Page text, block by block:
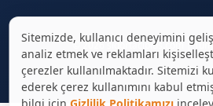
© 2026 sigortaciplus.com | Tüm
Sitemizde, kullanıcı deneyimini
analiz etmek ve reklamları
çerezler kullanılmaktadır. Sitemizi
ederek çerez kullanımını kabul etmiş